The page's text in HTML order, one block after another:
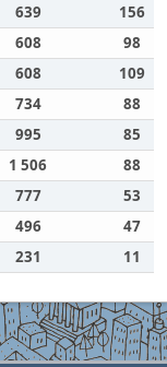
639
156
608
98
608
109
734
88
995
85
1 506
88
777
53
496
47
231 11